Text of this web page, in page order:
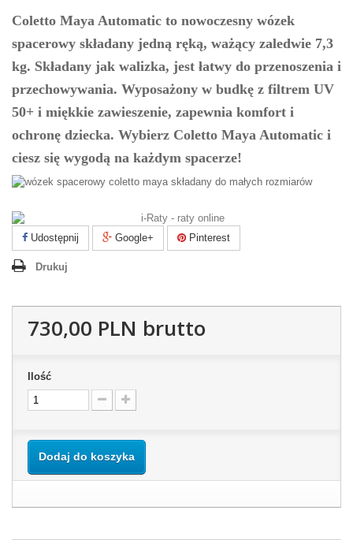
Coletto Maya Automatic to nowoczesny wózek
spacerowy składany jedną ręką, ważący zaledwie 7,3
kg. Składany jak walizka, jest łatwy do przenoszenia i
przechowywania. Wyposażony w budkę z filtrem UV
50+ i miękkie zawieszenie, zapewnia komfort i
ochronę dziecka. Wybierz Coletto Maya Automatic i
ciesz się wygodą na każdym spacerze!
Udostępnij Google+ Pinterest
Drukuj
730,00 PLN brutto
Ilość
Dodaj do koszyka